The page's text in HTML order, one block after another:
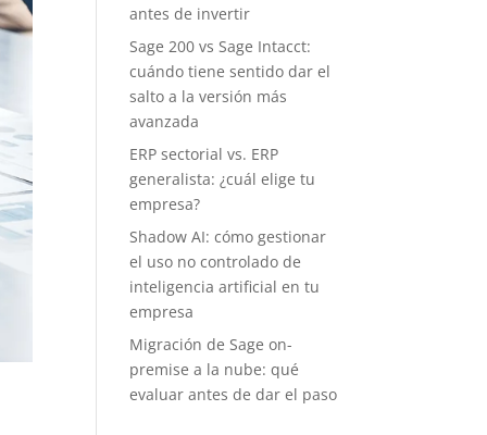
antes de invertir
Sage 200 vs Sage Intacct:
cuándo tiene sentido dar el
salto a la versión más
avanzada
ERP sectorial vs. ERP
generalista: ¿cuál elige tu
empresa?
Shadow AI: cómo gestionar
el uso no controlado de
inteligencia artificial en tu
empresa
Migración de Sage on-
premise a la nube: qué
evaluar antes de dar el paso